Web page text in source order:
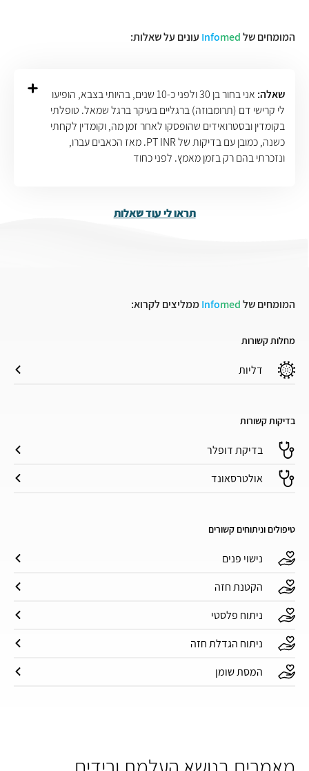
המומחים של Infomed עונים על שאלות:
שאלה:
אני בחור בן 30 ולפני כ-10 שנים, בהיותי בצבא, הופיעו
לי קרישי דם (תרומבוזה) ברגליים בעיקר ברגל שמאל. טופלתי
בקומדין ובסטרואידים שהופסקו לאחר זמן מה, וקומדין לקחתי
כשנה, כמובן עם בדיקות של PT INR. מאז הכאבים עברו,
ונזכרתי בהם רק בזמן מאמץ. לפני כחוד
תראו לי עוד שאלות
המומחים של Infomed ממליצים לקרוא:
מחלות קשורות
דליות
בדיקות קשורות
בדיקת דופלר
אולטרסאונד
טיפולים וניתוחים קשורים
נישוי פנים
הקטנת חזה
ניתוח פלסטי
ניתוח הגדלת חזה
המסת שומן